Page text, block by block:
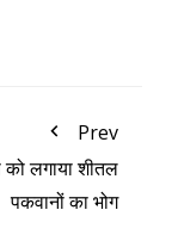
Prev
को लगाया शीतल
पकवानों का भोग